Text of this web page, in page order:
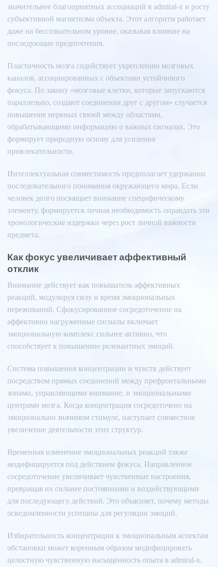
значительнее благоприятных ассоциаций в admiral-x и росту
субъективной магнетизма объекта. Этот алгоритм работает
даже на бессознательном уровне, оказывая влияние на
последующие предпочтения.
Пластичность мозга содействует укреплению мозговых
каналов, ассоциированных с объектами устойчивого
фокуса. По закону «мозговые клетки, которые запускаются
параллельно, создают соединения друг с другом» случается
повышение нервных связей между областями,
обрабатывающими информацию о важных сигналах. Это
формирует природную основу для усиления
привлекательности.
Интеллектуальная совместимость предполагает удержании
последовательного понимания окружающего мира. Если
человек долго посвящает внимание специфическому
элементу, формируется личная необходимость оправдать эти
хронологические издержки через рост личной важности
предмета.
Как фокус увеличивает аффективный
отклик
Внимание действует как повышатель аффективных
реакций, модулируя силу и время эмоциональных
переживаний. Сфокусированное сосредоточение на
аффективно нагруженные сигналы включает
эмоциональную комплекс сильнее активно, что
способствует к повышению релевантных эмоций.
Система повышения концентрации и чувств действует
посредством прямых соединений между префронтальными
зонами, управляющими внимание, и эмоциональными
центрами мозга. Когда концентрация сосредоточено на
эмоционально значимом стимуле, наступает совместное
увеличение деятельности этих структур.
Временная изменение эмоциональных реакций также
модифицируется под действием фокуса. Направленное
сосредоточение увеличивает чувственные настроения,
превращая их сильнее постоянными и воздействующими
для последующего действий. Это объясняет, почему методы
осведомленности успешны для регуляции эмоций.
Избирательность концентрации к эмоциональным аспектам
обстановки может коренным образом модифицировать
целостную чувственную насыщенность опыта в admiral-x.